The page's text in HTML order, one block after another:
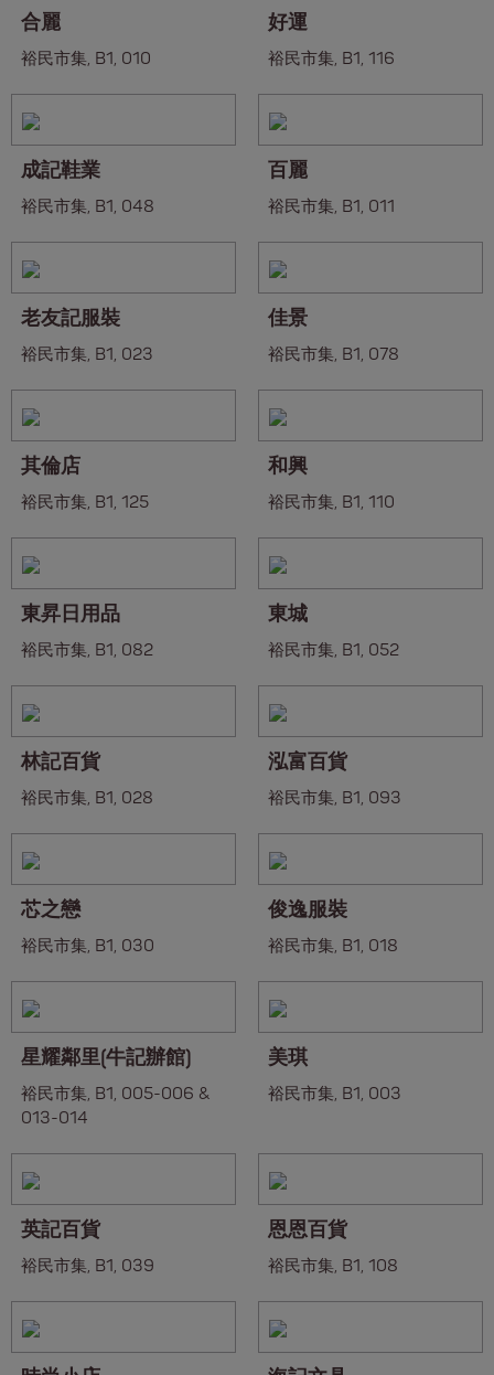
合麗
裕民市集, B1, 010
好運
裕民市集, B1, 116
成記鞋業
裕民市集, B1, 048
百麗
裕民市集, B1, 011
老友記服裝
裕民市集, B1, 023
佳景
裕民市集, B1, 078
其倫店
裕民市集, B1, 125
和興
裕民市集, B1, 110
東昇日用品
裕民市集, B1, 082
東城
裕民市集, B1, 052
林記百貨
裕民市集, B1, 028
泓富百貨
裕民市集, B1, 093
芯之戀
裕民市集, B1, 030
俊逸服裝
裕民市集, B1, 018
星耀鄰里(牛記辦館)
裕民市集, B1, 005-006 &
013-014
美琪
裕民市集, B1, 003
英記百貨
裕民市集, B1, 039
恩恩百貨
裕民市集, B1, 108